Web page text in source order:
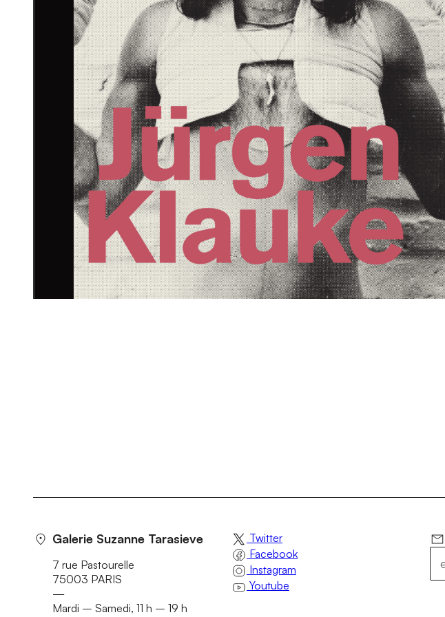
Galerie Suzanne Tarasieve
7 rue Pastourelle
75003 PARIS
—
Mardi – Samedi, 11 h – 19 h
Twitter
Facebook
Instagram
Youtube